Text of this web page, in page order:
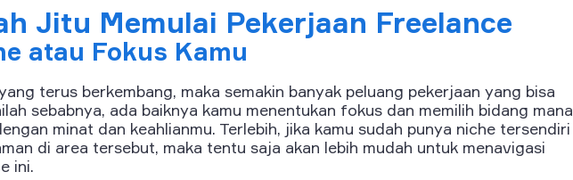
Jitu Memulai Pekerjaan Freelance
atau Fokus Kamu
terus berkembang, maka semakin banyak peluang pekerjaan yang bisa
sebabnya, ada baiknya kamu menentukan fokus dan memilih bidang mana
minat dan keahlianmu. Terlebih, jika kamu sudah punya niche tersendiri
di area tersebut, maka tentu saja akan lebih mudah untuk menavigasi
ini.